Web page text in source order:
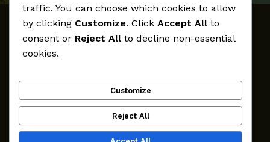
Accueil
Médias
Participer
CultureK
Contact
traffic. You can choose which cookies to allow
by clicking Customize. Click Accept All to
consent or Reject All to decline non-essential
cookies.
Customize
Reject All